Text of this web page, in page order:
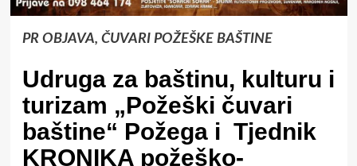
PR OBJAVA, ČUVARI POŽEŠKE BAŠTINE
Udruga za baštinu, kulturu i
turizam „Požeški čuvari
baštine“ Požega i Tjednik
KRONIKApožeško-